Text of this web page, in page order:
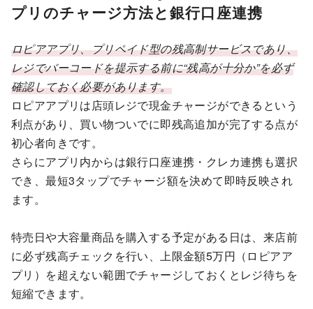
プリのチャージ方法と銀行口座連携
ロピアアプリ、プリペイド型の残高制サービスであり、
レジでバーコードを提示する前に“残高が十分か”を必ず
確認しておく必要があります。
ロピアアプリは店頭レジで現金チャージができるという
利点があり、買い物ついでに即残高追加が完了する点が
初心者向きです。
さらにアプリ内からは銀行口座連携・クレカ連携も選択
でき、最短3タップでチャージ額を決めて即時反映され
ます。
特売日や大容量商品を購入する予定がある日は、来店前
に必ず残高チェックを行い、上限金額5万円（ロピアア
プリ）を超えない範囲でチャージしておくとレジ待ちを
短縮できます。